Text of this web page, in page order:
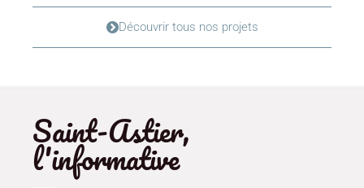
Découvrir tous nos projets
Saint-Astier,
l'informative